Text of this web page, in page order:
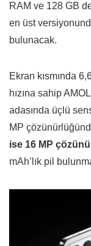
RAM ve 128 GB
en üst
bulunacak.
Ekran kısmında
hızına sahip
adasında üçlü
MP
ise 16 MP
mAh’lık pil